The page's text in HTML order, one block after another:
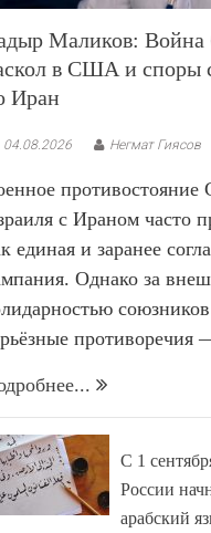
Маликов: Война
в США и споры
Иран
04.08.2026 Негмат Гиясов
с Ираном часто
единая и заранее
Однако за
противоречия
С 1
России
арабский